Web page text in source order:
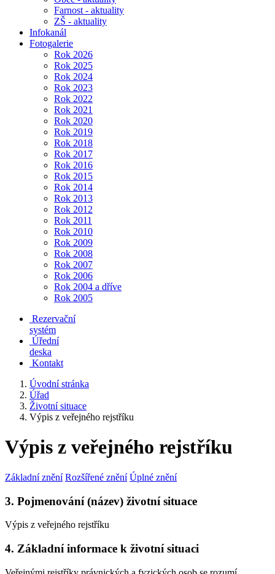
Farnost - aktuality
ZŠ - aktuality
Infokanál
Fotogalerie
Rok 2026
Rok 2025
Rok 2024
Rok 2023
Rok 2022
Rok 2021
Rok 2020
Rok 2019
Rok 2018
Rok 2017
Rok 2016
Rok 2015
Rok 2014
Rok 2013
Rok 2012
Rok 2011
Rok 2010
Rok 2009
Rok 2008
Rok 2007
Rok 2006
Rok 2004 a dříve
Rok 2005
Rezervační
systém
Úřední
deska
Kontakt
Úvodní stránka
Úřad
Životní situace
Výpis z veřejného rejstříku
Výpis z veřejného rejstříku
Základní znění Rozšířené znění Úplné znění
3. Pojmenování (název) životní situace
Výpis z veřejného rejstříku
4. Základní informace k životní situaci